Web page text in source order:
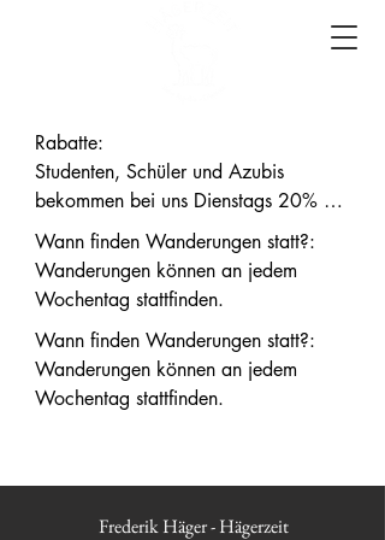
Rabatte:
Studenten, Schüler und Azubis
bekommen bei uns Dienstags 20% auf
Wanderungen und Treffen mit den
Alpakas. Weitere Infos dazu, gibt es
auf den Eventseiten.
Wann finden Wanderungen statt?:
Wanderungen können an jedem
Wochentag stattfinden.
Wann finden Wanderungen statt?:
Wanderungen können an jedem
Wochentag stattfinden.
Frederik Häger - Hägerzeit